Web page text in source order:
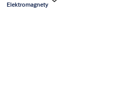
Elektromagnety